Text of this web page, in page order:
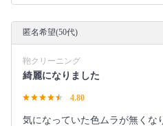
匿名希望(50代)
鞄クリーニング
綺麗になりました
4.80
気になっていた色ムラが無くな